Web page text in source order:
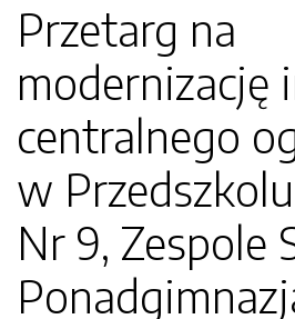
Przetarg na
modernizację
centralnego
w
Nr 9, Zespole